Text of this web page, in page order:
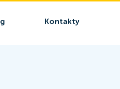
Kontakty